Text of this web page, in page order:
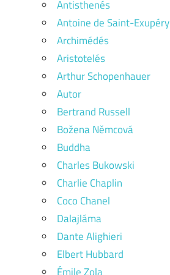
Antisthenés
Antoine de Saint-Exupéry
Archimédés
Aristotelés
Arthur Schopenhauer
Autor
Bertrand Russell
Božena Němcová
Buddha
Charles Bukowski
Charlie Chaplin
Coco Chanel
Dalajláma
Dante Alighieri
Elbert Hubbard
Émile Zola